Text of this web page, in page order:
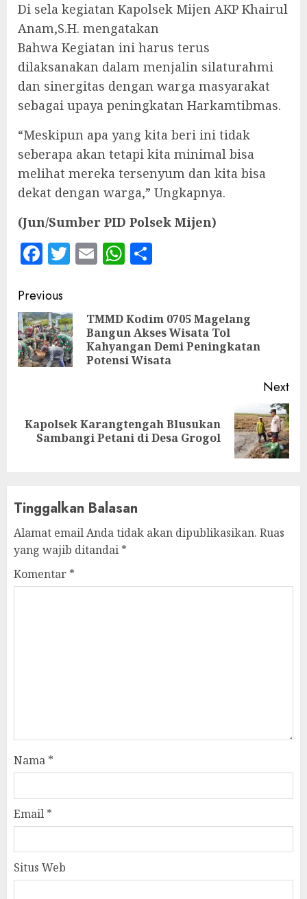
Di sela kegiatan Kapolsek Mijen AKP Khairul
Anam,S.H. mengatakan
Bahwa Kegiatan ini harus terus
dilaksanakan dalam menjalin silaturahmi
dan sinergitas dengan warga masyarakat
sebagai upaya peningkatan Harkamtibmas.
“Meskipun apa yang kita beri ini tidak
seberapa akan tetapi kita minimal bisa
melihat mereka tersenyum dan kita bisa
dekat dengan warga,” Ungkapnya.
(Jun/Sumber PID Polsek Mijen)
Facebook
Twitter
EmailWhatsApp
Continue
Reading
Previous
TMMD Kodim 0705 Magelang
Bangun Akses Wisata Tol
Kahyangan Demi Peningkatan
Potensi Wisata
Next
Next
post:
Kapolsek Karangtengah Blusukan
Sambangi Petani di Desa Grogol
Tinggalkan Balasan
Alamat email Anda tidak akan dipublikasikan. Ruas
yang wajib ditandai *
Komentar *
Nama *
Email *
Situs Web